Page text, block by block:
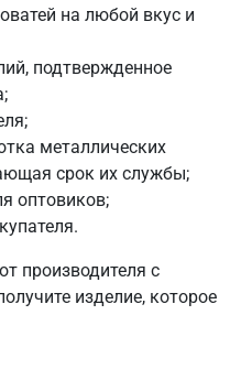
на любой вкус и
подтвержденное
металлических
срок их службы;
оптовиков;
производителя с
изделие, которое